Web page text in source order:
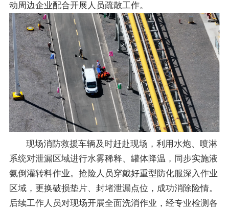
动周边企业配合开展人员疏散工作。
现场消防救援车辆及时赶赴现场，利用水炮、喷淋
系统对泄漏区域进行水雾稀释、罐体降温，同步实施液
氨倒灌转料作业。抢险人员穿戴好重型防化服深入作业
区域，更换破损垫片、封堵泄漏点位，成功消除险情。
后续工作人员对现场开展全面洗消作业，经专业检测各